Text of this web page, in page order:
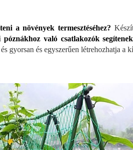
a növények termesztéséhez?
való csatlakozók
gyorsan és egyszerűen létrehozhatja a